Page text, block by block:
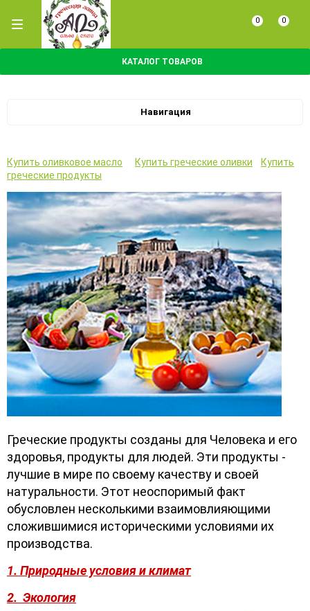
КАТАЛОГ ТОВАРОВ
0 0
Навигация
Купить оливковое масло Купить греческие оливки
Купить
греческие продукты
Греческие продукты созданы для Человека и его
здоровья, продукты для людей. Эти продукты -
лучшие в мире по своему качеству и своей
натуральности. Этот неоспоримый факт
обусловлен несколькими взаимовлияющими
сложившимися историческими условиями их
производства.
1. Природные условия и климат
2. Экология